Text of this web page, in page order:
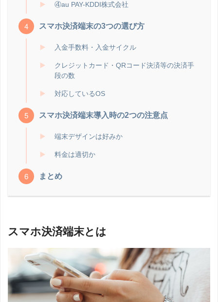
④au PAY-KDDI株式会社
スマホ決済端末の3つの選び方
入金手数料・入金サイクル
クレジットカード・QRコード決済等の決済手
段の数
対応しているOS
スマホ決済端末導入時の2つの注意点
端末デザインは好みか
料金は適切か
まとめ
スマホ決済端末とは